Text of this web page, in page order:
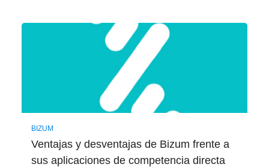
BIZUM
Ventajas y desventajas de Bizum frente a
sus aplicaciones de competencia directa